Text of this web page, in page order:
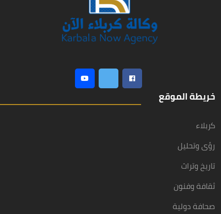
خريطة الموقع
كربلاء
رؤى وتحليل
تاريخ وتراث
ثقافة وفنون
صحافة دولية